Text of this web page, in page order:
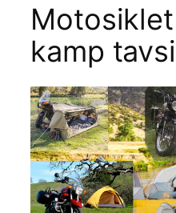
Motosiklet
kamp